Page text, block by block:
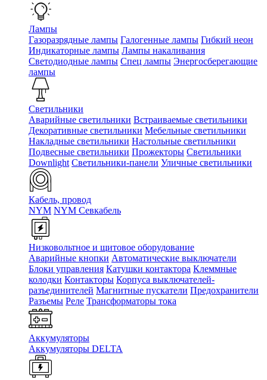
Лампы
Газоразрядные лампы Галогенные лампы Гибкий неон
Индикаторные лампы Лампы накаливания
Светодиодные лампы Спец лампы Энергосберегающие
лампы
Светильники
Аварийные светильники Встраиваемые светильники
Декоративные светильники Мебельные светильники
Накладные светильники Настольные светильники
Подвесные светильники Прожекторы Светильники
Downlight Светильники-панели Уличные светильники
Кабель, провод
NYM NYM Севкабель
Низковольтное и щитовое оборудование
Аварийные кнопки Автоматические выключатели
Блоки управления Катушки контактора Клеммные
колодки Контакторы Корпуса выключателей-
разъединителей Магнитные пускатели Предохранители
Разъемы Реле Трансформаторы тока
Аккумуляторы
Аккумуляторы DELTA